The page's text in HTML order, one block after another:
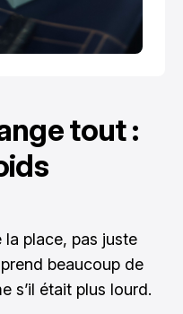
tout :
place, pas juste
beaucoup de
s’il était plus lourd.